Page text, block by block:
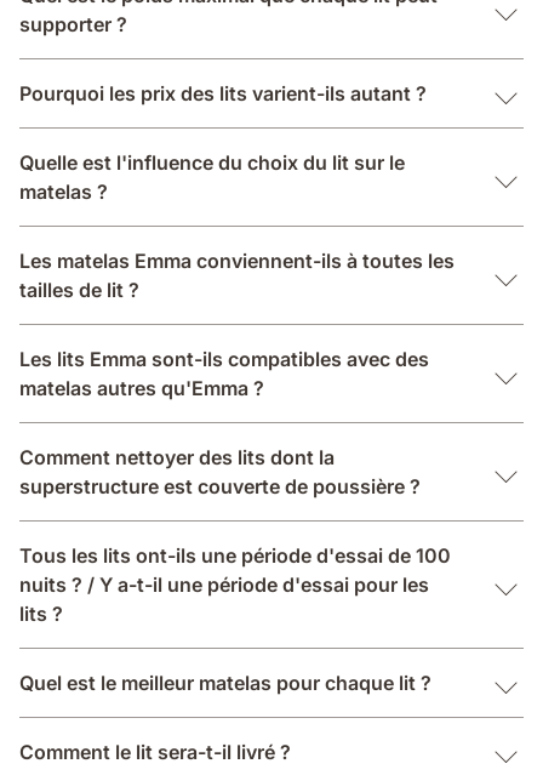
supporter ?
Pourquoi les prix des lits varient-ils autant ?
Quelle est l'influence du choix du lit sur le
matelas ?
Les matelas Emma conviennent-ils à toutes les
tailles de lit ?
Les lits Emma sont-ils compatibles avec des
matelas autres qu'Emma ?
Comment nettoyer des lits dont la
superstructure est couverte de poussière ?
Tous les lits ont-ils une période d'essai de 100
nuits ? / Y a-t-il une période d'essai pour les
lits ?
Quel est le meilleur matelas pour chaque lit ?
Comment le lit sera-t-il livré ?